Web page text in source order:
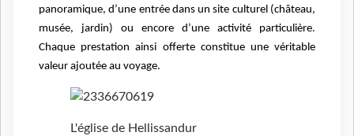
panoramique, d’une entrée dans un site culturel (château,
musée, jardin) ou encore d’une activité particulière.
Chaque prestation ainsi offerte constitue une véritable
valeur ajoutée au voyage.
L'église de Hellissandur